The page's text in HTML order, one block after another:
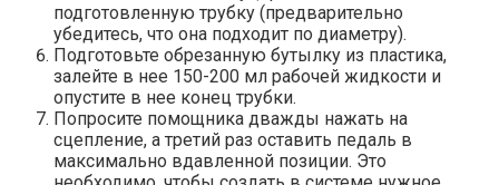
подготовленную трубку (предварительно
убедитесь, что она подходит по диаметру).
Подготовьте обрезанную бутылку из пластика,
залейте в нее 150-200 мл рабочей жидкости и
опустите в нее конец трубки.
Попросите помощника дважды нажать на
сцепление, а третий раз оставить педаль в
максимально вдавленной позиции. Это